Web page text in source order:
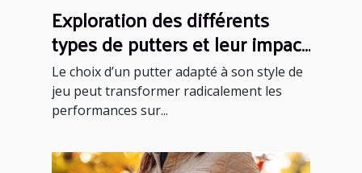
Exploration des différents
types de putters et leur impact
sur votre performance
Le choix d’un putter adapté à son style de
jeu peut transformer radicalement les
performances sur...